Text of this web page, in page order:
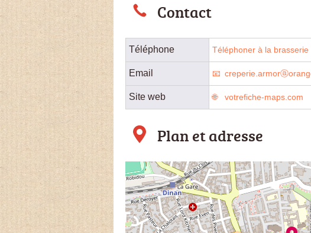
Contact
Téléphone Téléphoner à la brasserie
Email
Site web votrefiche-maps.com
Plan et adresse